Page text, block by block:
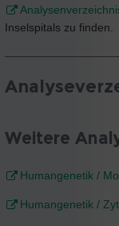
Inselspitals zu finden.
Weitere
Humangenetik /
Humangenetik /